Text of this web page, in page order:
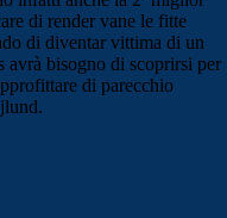
di render vane le fitte
di diventar vittima di un
avrà bisogno di scoprirsi per
di parecchio